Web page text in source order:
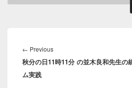
稿
ナ
ビ
ゲ
← Previous
post:
秋分の日11時11分 の並木良和先生の
ム実践